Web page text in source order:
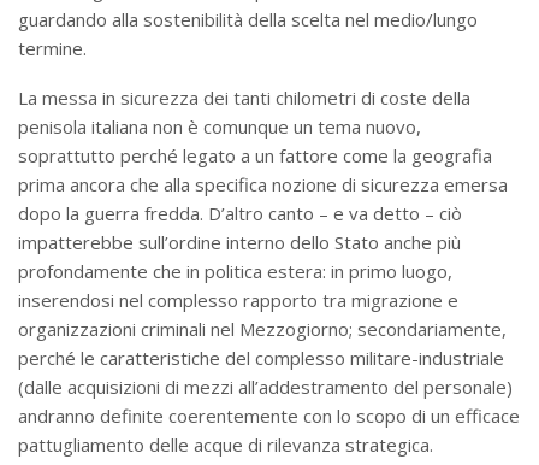
guardando alla sostenibilità della scelta nel medio/lungo
termine.
La messa in sicurezza dei tanti chilometri di coste della
penisola italiana non è comunque un tema nuovo,
soprattutto perché legato a un fattore come la geografia
prima ancora che alla specifica nozione di sicurezza emersa
dopo la guerra fredda. D’altro canto – e va detto – ciò
impatterebbe sull’ordine interno dello Stato anche più
profondamente che in politica estera: in primo luogo,
inserendosi nel complesso rapporto tra migrazione e
organizzazioni criminali nel Mezzogiorno; secondariamente,
perché le caratteristiche del complesso militare-industriale
(dalle acquisizioni di mezzi all’addestramento del personale)
andranno definite coerentemente con lo scopo di un efficace
pattugliamento delle acque di rilevanza strategica.